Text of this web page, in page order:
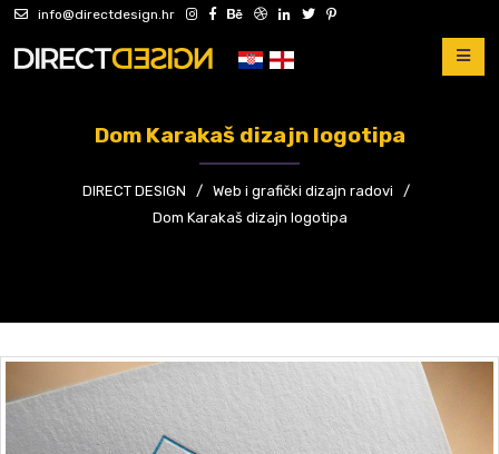
info@directdesign.hr
Dom Karakaš dizajn logotipa
DIRECT DESIGN / Web i grafički dizajn radovi
/
Dom Karakaš dizajn logotipa